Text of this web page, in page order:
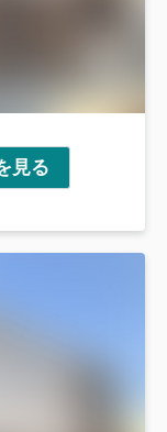
見る